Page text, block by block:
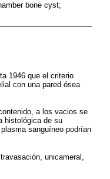
bone cyst;
1946 que el criterio
con una pared ósea
a los vacios se
histológica de su
sanguíneo podrían
unicameral,